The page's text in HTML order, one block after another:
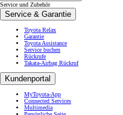
Service und Zubehör
Service & Garantie
Toyota Relax
Garantie
Toyota Assistance
Service buchen
Rückrufe
Takata-Airbag Rückruf
Kundenportal
MyToyota-App
Connected Services
Multimedia